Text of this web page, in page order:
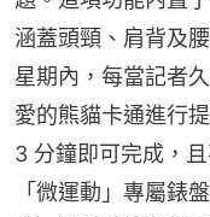
涵蓋頭頸、肩背及
星期內，每當記者
愛的熊貓卡通進行
3 分鐘即可完成，
「微運動」專屬錶